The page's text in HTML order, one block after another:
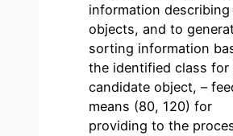
information describing
objects, and to
sorting information
the identified class for
candidate object, –
means (80, 120) for
providing to the